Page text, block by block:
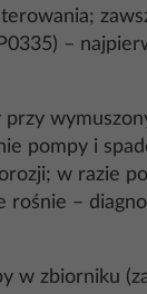
–
pompy i
w razie
rośnie –
zbiorniku